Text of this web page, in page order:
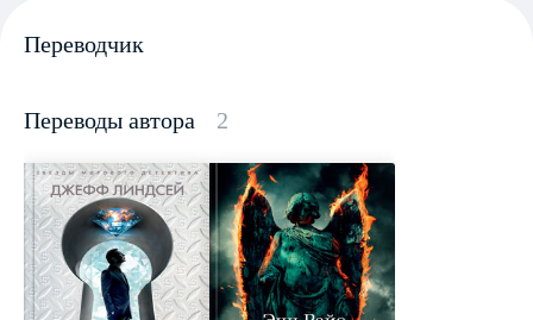
Переводчик
Переводы автора 2